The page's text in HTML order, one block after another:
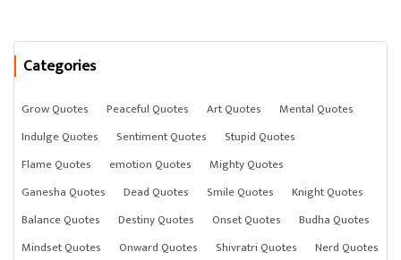
Categories
Grow Quotes Peaceful Quotes Art Quotes
Mental Quotes
Indulge Quotes
Sentiment Quotes
Stupid Quotes
Flame Quotes
emotion Quotes
Mighty Quotes
Ganesha Quotes
Dead Quotes Smile Quotes
Knight Quotes
Balance Quotes
Destiny Quotes Onset Quotes
Budha Quotes
Mindset Quotes
Onward Quotes Shivratri Quotes Nerd Quotes